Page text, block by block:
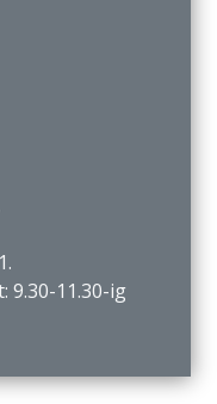
9.30-11.30-ig